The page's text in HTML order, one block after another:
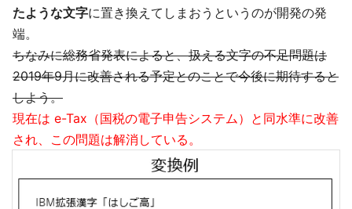
たような文字に置き換えてしまおうというのが開発の発
端。
ちなみに総務省発表によると、扱える文字の不足問題は
2019年9月に改善される予定とのことで今後に期待すると
しよう。
現在は e-Tax（国税の電子申告システム）と同水準に改善
され、この問題は解消している。